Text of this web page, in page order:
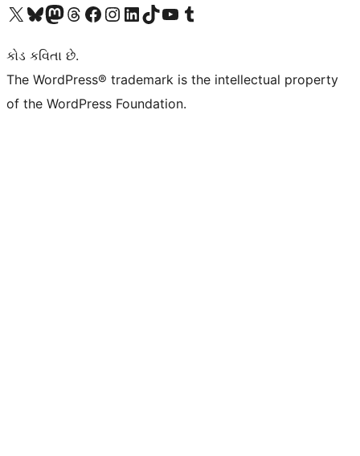
અમારા X (અગાઉ ટ્વિટર) એકાઉન્ટની મુલાકાત લોઅમારા Bluesky એકાઉન્ટની મુલાકાત લોઅમારા માસ્ટોડોન એકાઉન્ટની મુલાકાત લોઅમારા Threads એકાઉન્ટની મુલાકાત લો અમારા ફેસબુક પેજની મુલાકાત લોઅમારા ઇન્સ્ટાગ્રામ એકાઉન્ટની મુલાકાત લો અમારા LinkedIn એકાઉન્ટની મુલાકાત લોઅમારા TikTok એકાઉન્ટની મુલાકાત લોઅમારી YouTube ચેનલની મુલાકાત લો અમારા Tumblr એકાઉન્ટની મુલાકાત લો
કોડ કવિતા છે.
The WordPress® trademark is the intellectual property
of the WordPress Foundation.